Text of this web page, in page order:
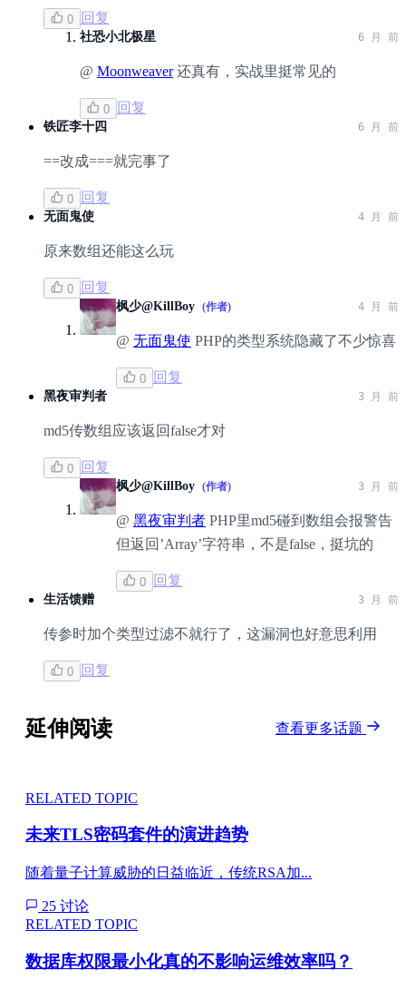
0 回复
社恐小北极星 6 月 前
@ Moonweaver还真有，实战里挺常见的
0 回复
铁匠李十四 6 月 前
==改成===就完事了
0 回复
无面鬼使 4 月 前
原来数组还能这么玩
0 回复
枫少@KillBoy (作者) 4 月 前
@ 无面鬼使 PHP的类型系统隐藏了不少惊喜
0 回复
黑夜审判者 3 月 前
md5传数组应该返回false才对
0 回复
枫少@KillBoy (作者) 3 月 前
@ 黑夜审判者 PHP里md5碰到数组会报警告
但返回’Array’字符串，不是false，挺坑的
0 回复
生活馈赠 3 月 前
传参时加个类型过滤不就行了，这漏洞也好意思利用
0 回复
延伸阅读 查看更多话题
RELATED TOPIC
未来TLS密码套件的演进趋势
随着量子计算威胁的日益临近，传统RSA加...
25 讨论
RELATED TOPIC
数据库权限最小化真的不影响运维效率吗？